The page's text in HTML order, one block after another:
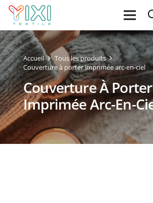
Accueil
Tous les produits
Couverture à porter imprimée arc-en-ciel
Couverture À Porter
Imprimée Arc-En-